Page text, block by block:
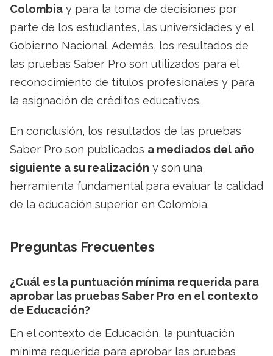
Colombia y para la toma de decisiones por
parte de los estudiantes, las universidades y el
Gobierno Nacional. Además, los resultados de
las pruebas Saber Pro son utilizados para el
reconocimiento de títulos profesionales y para
la asignación de créditos educativos.
En conclusión, los resultados de las pruebas
Saber Pro son publicados a mediados del año
siguiente a su realización y son una
herramienta fundamental para evaluar la calidad
de la educación superior en Colombia.
Preguntas Frecuentes
¿Cuál es la puntuación mínima requerida para
aprobar las pruebas Saber Pro en el contexto
de Educación?
En el contexto de Educación, la puntuación
mínima requerida para aprobar las pruebas